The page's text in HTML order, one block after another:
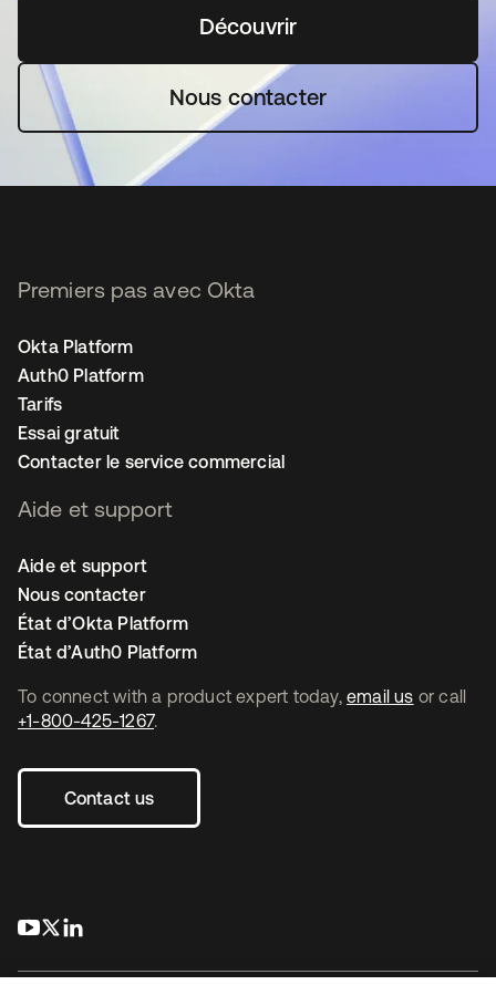
Découvrirs’ouvre dans un nouvel
Nous contacter
To connect with a product expert today, email us or call
+1-800-425-1267.
Contact us
s’ouvre dans un nouvel onglet
s’ouvre dans un nouvel onglet
Premiers pas avec Okta
Okta Platform
Auth0 Platform
Tarifs
Essai gratuit
Contacter le service commercial
Aide et support
Aide et support
Nous contacter
État d’Okta Platform
État d’Auth0 Platform